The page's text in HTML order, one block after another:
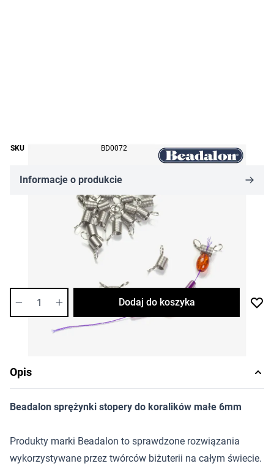
SKU BD0072
Informacje o produkcie
Cena za opakowanie
Ilość w opakowaniu: 20 szt.
Dostępność:bardzo niska
Dodaj do koszyka
Opis
Beadalon sprężynki stopery do koralików małe 6mm
Produkty marki Beadalon to sprawdzone rozwiązania
wykorzystywane przez twórców biżuterii na całym świecie.